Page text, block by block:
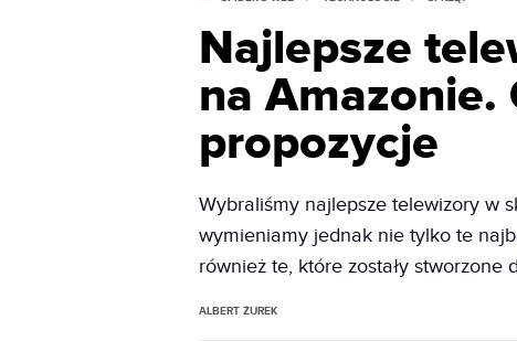
Najlepsze
na Amazonie.
propozycje
Wybraliśmy najlepsze telewizory w
wymieniamy jednak nie tylko te
również te, które zostały stworzone
ALBERT ŻUREK